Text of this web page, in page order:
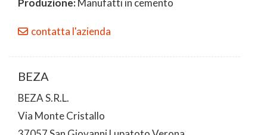
Produzione:Manufatti in cemento
contatta l'azienda
BEZA
BEZA S.R.L.
Via Monte Cristallo